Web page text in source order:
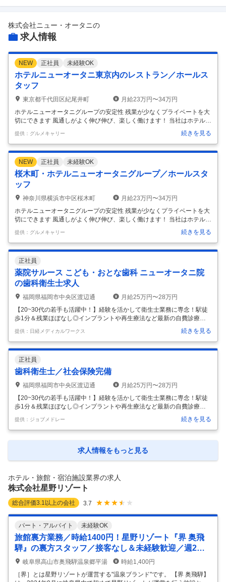
株式会社ニュー・オータニの
求人情報
NEW 正社員 未経験OK
ホテルニューオータニ東京内のレストラン／ホールス
タッフ
東京都千代田区紀尾井町
月給23万円〜34万円
ホテルニューオータニグループの安定性 残業が少なくプライベートを大
切にできます 風通しがよく伸び伸び、楽しく働けます！ 当社はホテルニ
ューオータニグループの一員として、複数のホテル・レストラン事業所
を運営しています。各事業所にはそれぞれの特色があり、ファミリー層
やビジネス利用、日常使いから特別なシーンまで、幅広いお客様に向け
たサービスを提供。朝食・レストラン・宴会・社員食堂など多様な現場
があるため、自分に合った活躍の場を見つけられる環境です。 職場で
は、温かく居心地の良い空気づくりを大切にしてきました。役職や職種
に関係なくコミュニケーションを重視し、互いにフォローし合いながら
日々の業務に取り組
提供：グルメキャリー 続きを見る
NEW 正社員 未経験OK
桜木町・ホテルニューオータニグループ／ホールスタ
ッフ
神奈川県横浜市中区桜木町
月給23万円〜34万円
ホテルニューオータニグループの安定性 残業が少なくプライベートを大
切にできます 風通しがよく伸び伸び、楽しく働けます！ 当社はホテルニ
ューオータニグループの一員として、複数のホテル・レストラン事業所
を運営しています。各事業所にはそれぞれの特色があり、ファミリー層
やビジネス利用、日常使いから特別なシーンまで、幅広いお客様に向け
たサービスを提供。朝食・レストラン・宴会・社員食堂など多様な現場
があるため、自分に合った活躍の場を見つけられる環境です。 職場で
は、温かく居心地の良い空気づくりを大切にしてきました。役職や職種
に関係なくコミュニケーションを重視し、互いにフォローし合いながら
日々の業務に取り組 …
提供：グルメキャリー 続きを見る
正社員
薬院サルース こども・おとな歯科 ニューオータニ院
の歯科衛生士求人
福岡県福岡市中央区渡辺通
月給25万円〜28万円
【20~30代の若手も活躍中！】経験を活かして衛生士業務に専念！駅徒
歩1分＆残業ほぼなし◎インプラントや再生療法など最新の自費診療も
学べる環境です♪ 仕事内容: 歯科衛生士業務全般 ＊虫歯・歯周病予防のた
めのブラッシング指導等の口腔ケア ＊歯石除去、薬剤塗布 ＊歯科医師の
診療補助 など 特徴: 一般歯科 / 審美歯科 / 矯正歯科 / 小児歯科 / 口腔外科 /
予防歯科 / インプラント / ホワイトニング / ブランク可 / 駅近(5分以内) /
社会保険完備 / 週休2日 / 資格取得支援 / セミナー参加費補助 / 育児支援
あり / 残業ほぼなし / ボーナス・賞与あり / 交通費支給
提供：日経メディカルワークス 続きを見る
正社員
歯科衛生士／社会保険完備
福岡県福岡市中央区渡辺通
月給25万円〜28万円
【20~30代の若手も活躍中！】経験を活かして衛生士業務に専念！駅徒
歩1分＆残業ほぼなし◎インプラントや再生療法など最新の自費診療も
学べる環境です♪ 募集職種: 歯科衛生士 仕事内容: 歯科衛生士業務全般 ＊
虫歯・歯周病予防のためのブラッシング指導等の口腔ケア ＊歯石除去、
薬剤塗布 ＊歯科医師の診療補助 など 資格: ・歯科衛生士免許をお持ちの
方（学歴不問） ・経験１年以上 ※ブランクOK 勤務時間: ＜平日＞9:30～
19:30 休憩120分 ＜土日祝＞9:30～18:30 休憩60分 ＊時間外はほぼあり
提供：ジョブメドレー 続きを見る
求人情報をもっと見る
ホテル・旅館・宿泊施設業界の求人
株式会社星野リゾート
総合評価3.1 以上の会社 3.7
パート・アルバイト 未経験OK
旅館裏方業務／時給1400円！星野リゾート『界 奥飛
騨』の裏方スタッフ／接客なし＆未経験歓迎／週2日
～OK
岐阜県高山市奥飛騨温泉郷平湯
時給1,400円
［界］とは星野リゾートが運営する"温泉ブランド"です。 【界 奥飛騨】